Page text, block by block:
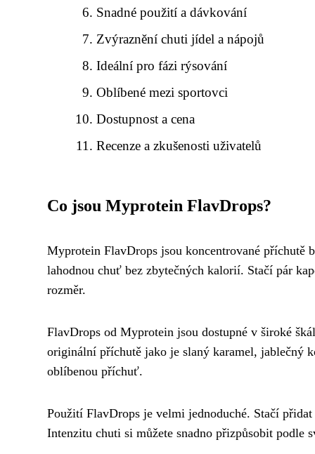
Snadné použití a dávkování
Zvýraznění chuti jídel a nápojů
Ideální pro fázi rýsování
Oblíbené mezi sportovci
Dostupnost a cena
Recenze a zkušenosti uživatelů
Co jsou Myprotein FlavDrops?
Myprotein FlavDrops jsou koncentrované příchutě
lahodnou chuť bez zbytečných kalorií. Stačí pár
rozměr.
FlavDrops od Myprotein jsou dostupné v široké
originální příchutě jako je slaný karamel, jablečný
oblíbenou příchuť.
Použití FlavDrops je velmi jednoduché. Stačí
Intenzitu chuti si můžete snadno přizpůsobit podle